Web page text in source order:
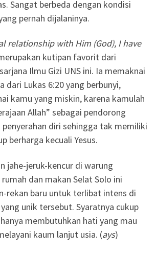
Sangat berbeda dengan kondisi
pernah dijalaninya.
relationship with Him (God), I have
kutipan favorit dari
Ilmu Gizi UNS ini. Ia memaknai
dari Lukas 6:20 yang berbunyi,
kamu yang miskin, karena kamulah
Allah” sebagai pendorong
diri sehingga tak memiliki
berharga kecuali Yesus.
jahe-jeruk-kencur di warung
dan makan Selat Solo ini
rekan baru untuk terlibat intens di
unik tersebut. Syaratnya cukup
membutuhkan hati yang mau
kaum lanjut usia. (ays)